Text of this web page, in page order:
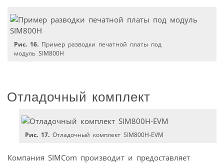
Рис. 16. Пример разводки печатной платы под
модуль SIM800H
Отладочный комплект
Рис. 17. Отладочный комплект SIM800H-EVM
Компания SIMCom производит и предоставляет